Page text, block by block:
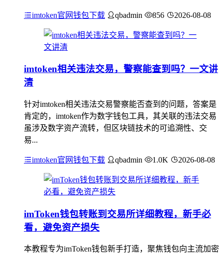
imtoken官网钱包下载 qbadmin 856 2026-08-08
imtoken相关违法交易，警察能查到吗？一文讲
清
针对imtoken相关违法交易警察能否查到的问题，答案是
肯定的，imtoken作为数字钱包工具，其关联的违法交易
虽涉及数字资产流转，但区块链技术的可追溯性、交
易...
imtoken官网钱包下载 qbadmin 1.0K 2026-08-08
imToken钱包转账到交易所详细教程，新手必
看，避免资产损失
本教程专为imToken钱包新手打造，聚焦钱包向主流加密